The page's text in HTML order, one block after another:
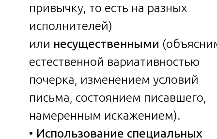
привычку, то есть на разных
исполнителей)
или несущественными
естественной вариативностью
почерка, изменением условий
письма, состоянием писавшего,
намеренным искажением).
• Использование специальных